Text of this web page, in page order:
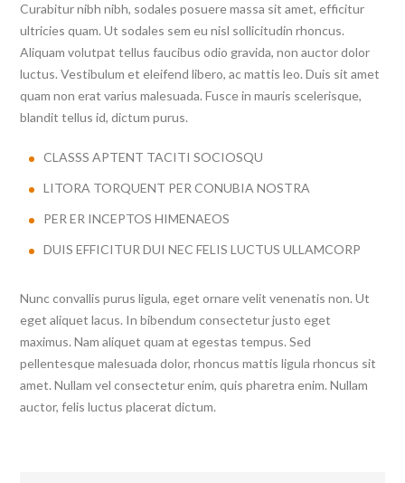
Curabitur nibh nibh, sodales posuere massa sit amet, efficitur
ultricies quam. Ut sodales sem eu nisl sollicitudin rhoncus.
Aliquam volutpat tellus faucibus odio gravida, non auctor dolor
luctus. Vestibulum et eleifend libero, ac mattis leo. Duis sit amet
quam non erat varius malesuada. Fusce in mauris scelerisque,
blandit tellus id, dictum purus.
CLASSS APTENT TACITI SOCIOSQU
LITORA TORQUENT PER CONUBIA NOSTRA
PER ER INCEPTOS HIMENAEOS
DUIS EFFICITUR DUI NEC FELIS LUCTUS ULLAMCORP
Nunc convallis purus ligula, eget ornare velit venenatis non. Ut
eget aliquet lacus. In bibendum consectetur justo eget
maximus. Nam aliquet quam at egestas tempus. Sed
pellentesque malesuada dolor, rhoncus mattis ligula rhoncus sit
amet. Nullam vel consectetur enim, quis pharetra enim. Nullam
auctor, felis luctus placerat dictum.